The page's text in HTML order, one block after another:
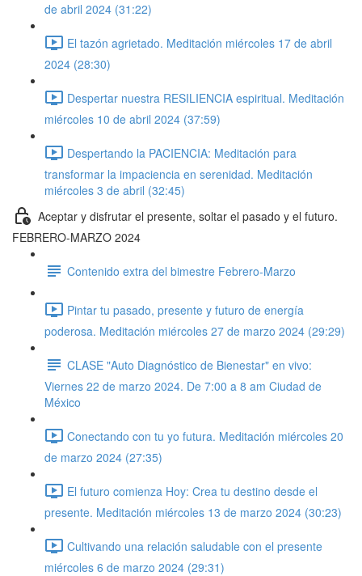
de abril 2024 (31:22)
El tazón agrietado. Meditación miércoles 17 de abril
2024 (28:30)
Despertar nuestra RESILIENCIA espiritual. Meditación
miércoles 10 de abril 2024 (37:59)
Despertando la PACIENCIA: Meditación para
transformar la impaciencia en serenidad. Meditación
miércoles 3 de abril (32:45)
Aceptar y disfrutar el presente, soltar el pasado y el futuro.
FEBRERO-MARZO 2024
Contenido extra del bimestre Febrero-Marzo
Pintar tu pasado, presente y futuro de energía
poderosa. Meditación miércoles 27 de marzo 2024 (29:29)
CLASE "Auto Diagnóstico de Bienestar" en vivo:
Viernes 22 de marzo 2024. De 7:00 a 8 am Ciudad de
México
Conectando con tu yo futura. Meditación miércoles 20
de marzo 2024 (27:35)
El futuro comienza Hoy: Crea tu destino desde el
presente. Meditación miércoles 13 de marzo 2024 (30:23)
Cultivando una relación saludable con el presente
miércoles 6 de marzo 2024 (29:31)